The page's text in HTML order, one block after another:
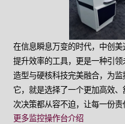
在信息瞬息万变的时代，中创
提升效率的工具，更是一种引
造型与硬核科技完美融合，为
它，就是选择了一个更加高效
次决策都从容不迫，让每一份责
更多监控操作台介绍